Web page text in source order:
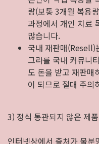
량(보통 3개월 복용
과정에서 개인 치료
많습니다.
국내 재판매(Resell)
그라를 국내 커뮤니
도 돈을 받고 재판매
이 되므로 절대 주의
3) 정식 통관되지 않은 제
인터넷상에서 출처가 불분